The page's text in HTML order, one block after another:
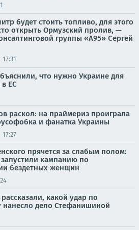
будет стоить топливо, для этого
открыть Ормузский пролив, —
группы «А95» Сергей
17:31
что нужно Украине для
в ЕС
раскол: на праймериз проиграла
и фанатка Украины
17:27
прячется за слабым полом:
кампанию по
бездетных женщин
какой удар по
нанесло дело Стефанишиной